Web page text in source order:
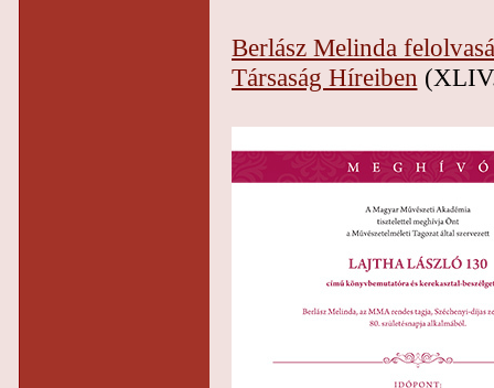
Berlász Melinda
Társaság Híreiben